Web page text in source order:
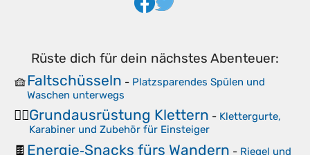
Rüste dich für dein nächstes Abenteuer:
🧺Faltschüsseln - Platzsparendes Spülen und
Waschen unterwegs
🧗‍♂️Grundausrüstung Klettern - Klettergurte,
Karabiner und Zubehör für Einsteiger
🍫 Energie‑Snacks fürs Wandern - Riegel und